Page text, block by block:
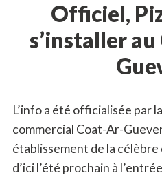
Officiel,
s’installer au
L’info a été officialisée par
commercial Coat-Ar-
établissement de la
d’ici l’été prochain à